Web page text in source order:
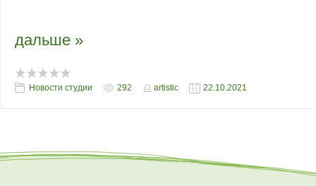
дальше »
Новости студии 292 artistic 22.10.2021